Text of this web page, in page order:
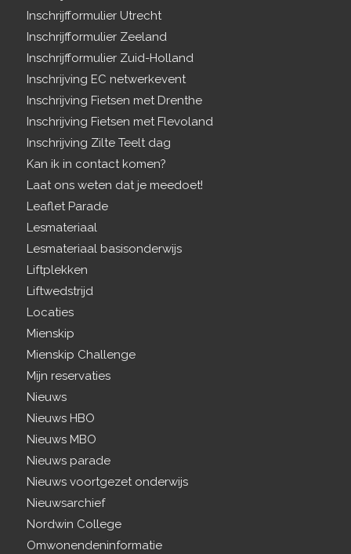
Inschrijfformulier Utrecht
Inschrijfformulier Zeeland
Inschrijfformulier Zuid-Holland
Inschrijving EC netwerkevent
Inschrijving Fietsen met Drenthe
Inschrijving Fietsen met Flevoland
Inschrijving Zilte Teelt dag
Kan ik in contact komen?
Laat ons weten dat je meedoet!
Leaflet Parade
Lesmateriaal
Lesmateriaal basisonderwijs
Liftplekken
Liftwedstrijd
Locaties
Mienskip
Mienskip Challenge
Mijn reservaties
Nieuws
Nieuws HBO
Nieuws MBO
Nieuws parade
Nieuws voortgezet onderwijs
Nieuwsarchief
Nordwin College
Omwonendeninformatie